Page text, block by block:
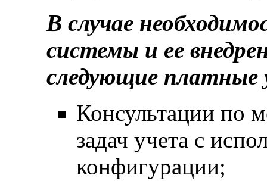
В случае
системы и ее
следующие платные
Консультации по
задач учета с
конфигурации;